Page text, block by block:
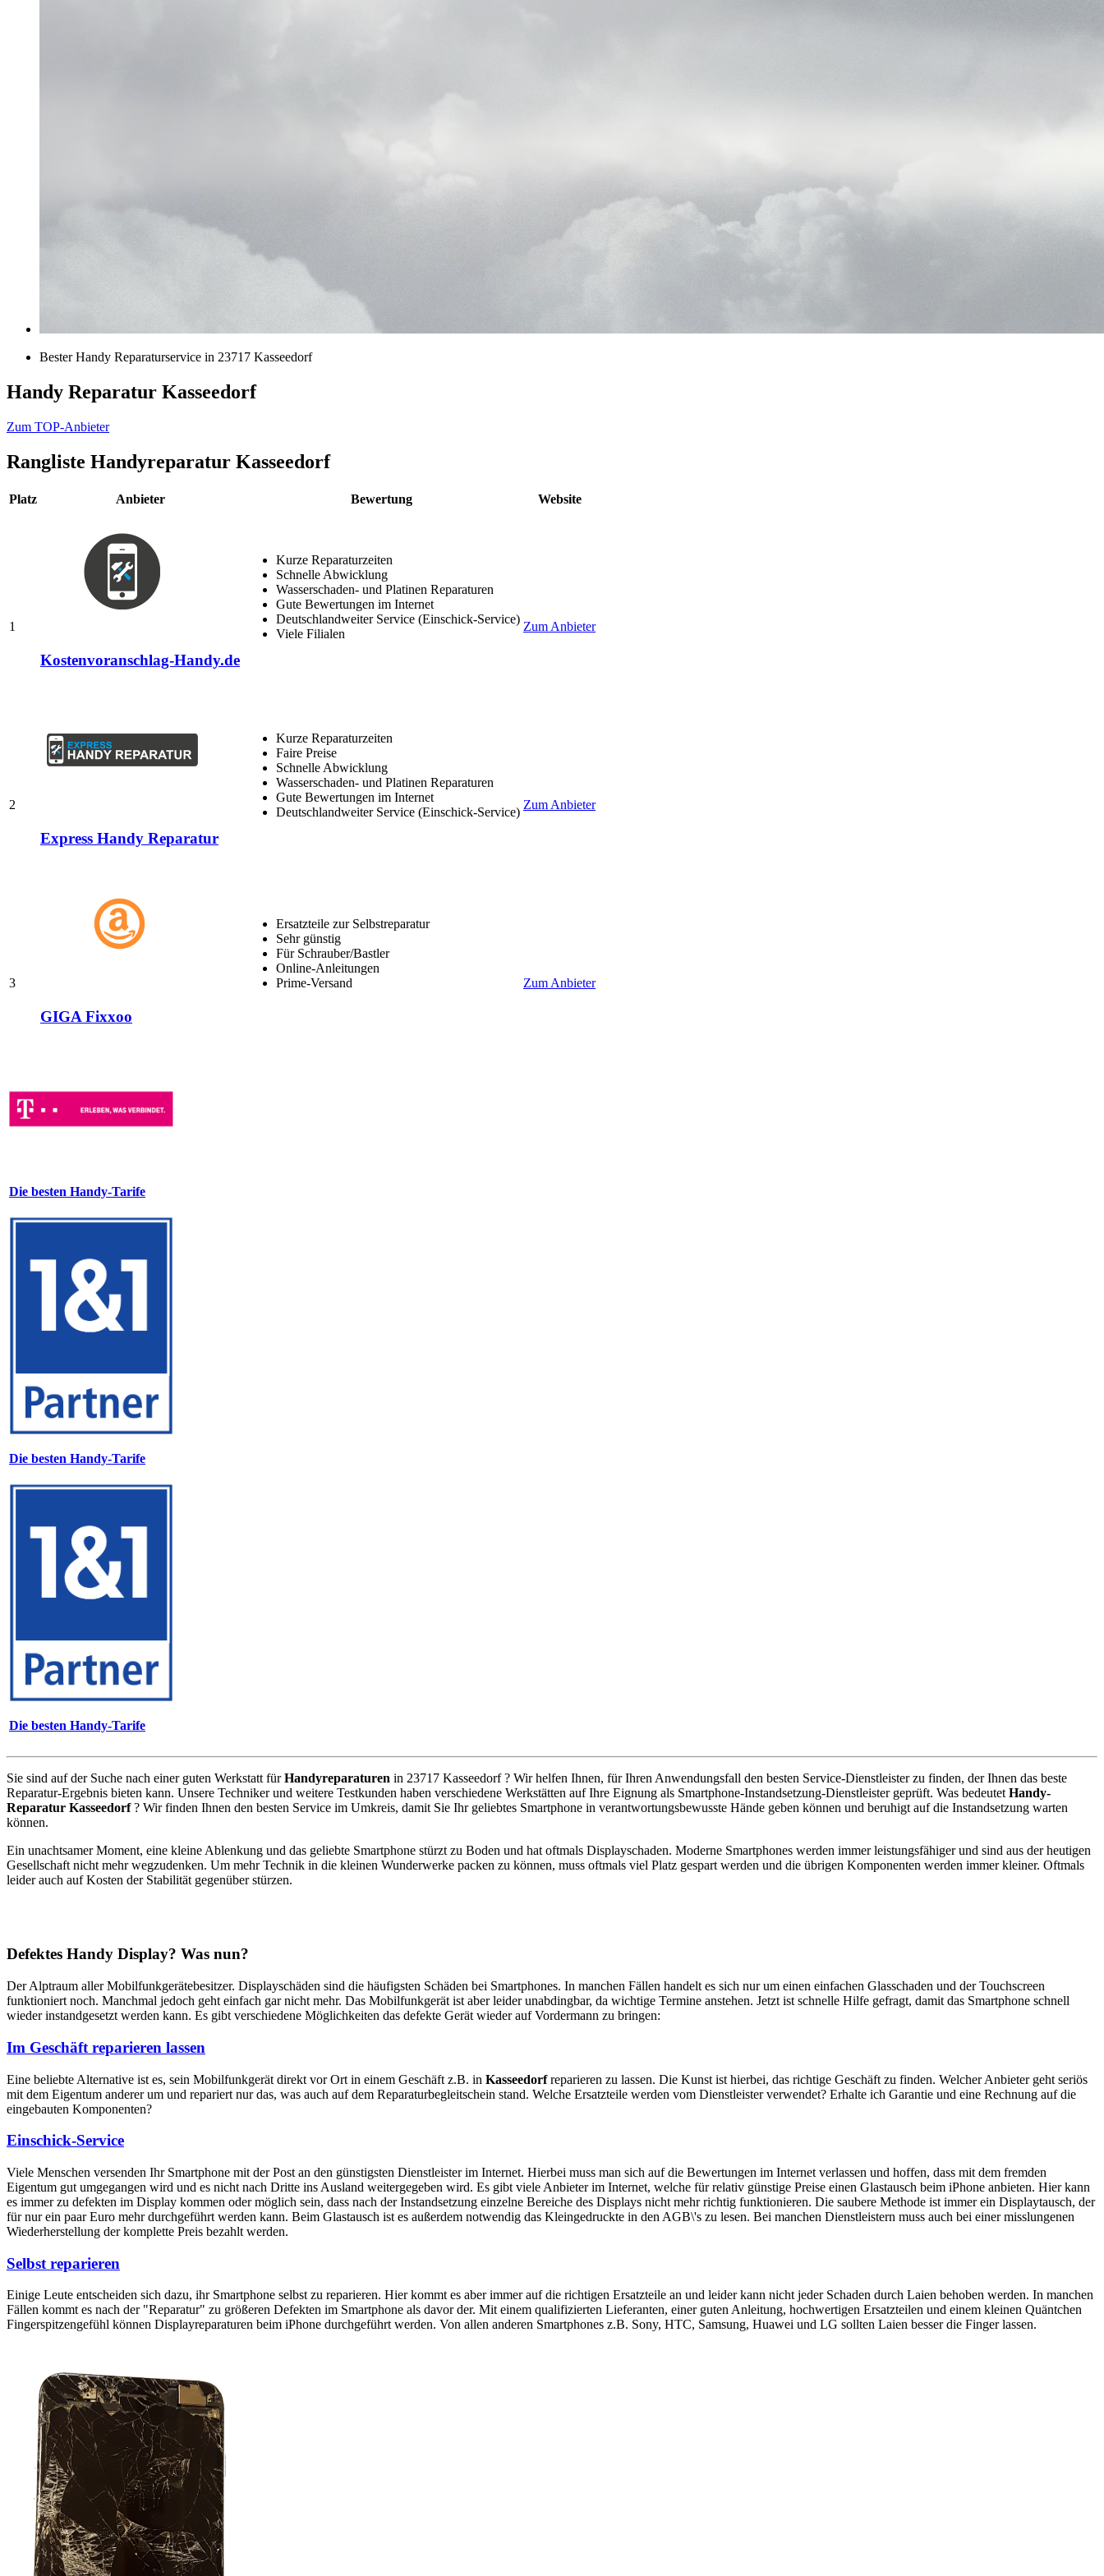
Bester Handy Reparaturservice in 23717 Kasseedorf
Handy Reparatur Kasseedorf
Zum TOP-Anbieter
Rangliste Handyreparatur Kasseedorf
Platz Anbieter Bewertung Website
1
Kostenvoranschlag-Handy.de
Kurze Reparaturzeiten
Schnelle Abwicklung
Wasserschaden- und Platinen Reparaturen
Gute Bewertungen im Internet
Deutschlandweiter Service (Einschick-Service)
Viele Filialen
Zum Anbieter
2
Express Handy Reparatur
Kurze Reparaturzeiten
Faire Preise
Schnelle Abwicklung
Wasserschaden- und Platinen Reparaturen
Gute Bewertungen im Internet
Deutschlandweiter Service (Einschick-Service)
Zum Anbieter
3
GIGA Fixxoo
Ersatzteile zur Selbstreparatur
Sehr günstig
Für Schrauber/Bastler
Online-Anleitungen
Prime-Versand
Zum Anbieter
Die besten Handy-Tarife
Die besten Handy-Tarife
Die besten Handy-Tarife
Sie sind auf der Suche nach einer guten Werkstatt fürHandyreparaturen in 23717 Kasseedorf ? Wir helfen Ihnen, für Ihren Anwendungsfall den besten Service-Dienstleister zu finden, der Ihnen das beste
Reparatur-Ergebnis bieten kann. Unsere Techniker und weitere Testkunden haben verschiedene Werkstätten auf Ihre Eignung als Smartphone-Instandsetzung-Dienstleister geprüft. Was bedeutet Handy-
Reparatur Kasseedorf? Wir finden Ihnen den besten Service im Umkreis, damit Sie Ihr geliebtes Smartphone in verantwortungsbewusste Hände geben können und beruhigt auf die Instandsetzung warten
können.
Ein unachtsamer Moment, eine kleine Ablenkung und das geliebte Smartphone stürzt zu Boden und hat oftmals Displayschaden. Moderne Smartphones werden immer leistungsfähiger und sind aus der heutigen
Gesellschaft nicht mehr wegzudenken. Um mehr Technik in die kleinen Wunderwerke packen zu können, muss oftmals viel Platz gespart werden und die übrigen Komponenten werden immer kleiner. Oftmals
leider auch auf Kosten der Stabilität gegenüber stürzen.
Defektes Handy Display? Was nun?
Der Alptraum aller Mobilfunkgerätebesitzer. Displayschäden sind die häufigsten Schäden bei Smartphones. In manchen Fällen handelt es sich nur um einen einfachen Glasschaden und der Touchscreen
funktioniert noch. Manchmal jedoch geht einfach gar nicht mehr. Das Mobilfunkgerät ist aber leider unabdingbar, da wichtige Termine anstehen. Jetzt ist schnelle Hilfe gefragt, damit das Smartphone schnell
wieder instandgesetzt werden kann. Es gibt verschiedene Möglichkeiten das defekte Gerät wieder auf Vordermann zu bringen:
Im Geschäft reparieren lassen
Eine beliebte Alternative ist es, sein Mobilfunkgerät direkt vor Ort in einem Geschäft z.B. in Kasseedorfreparieren zu lassen. Die Kunst ist hierbei, das richtige Geschäft zu finden. Welcher Anbieter geht seriös
mit dem Eigentum anderer um und repariert nur das, was auch auf dem Reparaturbegleitschein stand. Welche Ersatzteile werden vom Dienstleister verwendet? Erhalte ich Garantie und eine Rechnung auf die
eingebauten Komponenten?
Einschick-Service
Viele Menschen versenden Ihr Smartphone mit der Post an den günstigsten Dienstleister im Internet. Hierbei muss man sich auf die Bewertungen im Internet verlassen und hoffen, dass mit dem fremden
Eigentum gut umgegangen wird und es nicht nach Dritte ins Ausland weitergegeben wird. Es gibt viele Anbieter im Internet, welche für relativ günstige Preise einen Glastausch beim iPhone anbieten. Hier kann
es immer zu defekten im Display kommen oder möglich sein, dass nach der Instandsetzung einzelne Bereiche des Displays nicht mehr richtig funktionieren. Die saubere Methode ist immer ein Displaytausch, der
für nur ein paar Euro mehr durchgeführt werden kann. Beim Glastausch ist es außerdem notwendig das Kleingedruckte in den AGB\'s zu lesen. Bei manchen Dienstleistern muss auch bei einer misslungenen
Wiederherstellung der komplette Preis bezahlt werden.
Selbst reparieren
Einige Leute entscheiden sich dazu, ihr Smartphone selbst zu reparieren. Hier kommt es aber immer auf die richtigen Ersatzteile an und leider kann nicht jeder Schaden durch Laien behoben werden. In manchen
Fällen kommt es nach der "Reparatur" zu größeren Defekten im Smartphone als davor der. Mit einem qualifizierten Lieferanten, einer guten Anleitung, hochwertigen Ersatzteilen und einem kleinen Quäntchen
Fingerspitzengefühl können Displayreparaturen beim iPhone durchgeführt werden. Von allen anderen Smartphones z.B. Sony, HTC, Samsung, Huawei und LG sollten Laien besser die Finger lassen.